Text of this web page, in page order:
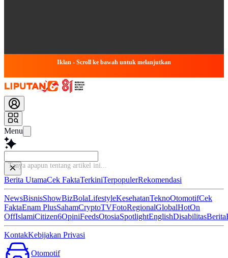
Iklan - Scroll ke bawah untuk melanjutkan
Menu
Tanya apap
Berita UtamaCek FaktaTerkiniTerpopulerRekomendasi
NewsBisnisShowBizBolaLifestyleKesehatanTeknoOtomotifCek
FaktaEnam PlusSahamCryptoTVFotoRegionalGlobalHotOn
OffIslamiCitizen6OpiniFeedsOtosiaSpotlightEnglishDisabilitasBerita
KontakKebijakan Privasi
Otomotif